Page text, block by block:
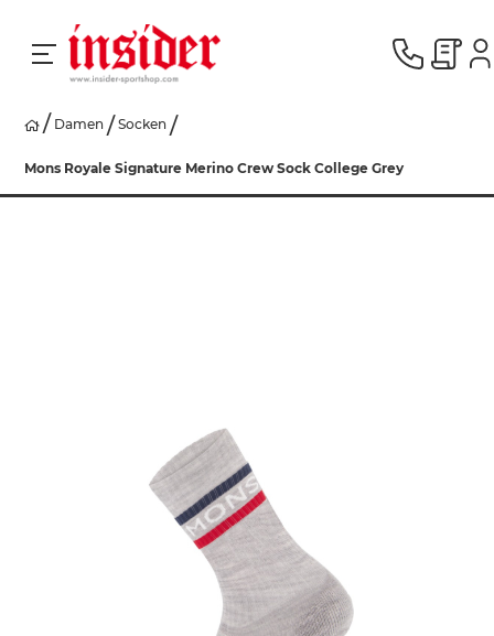
Damen Socken
Mons Royale Signature Merino Crew Sock College Grey